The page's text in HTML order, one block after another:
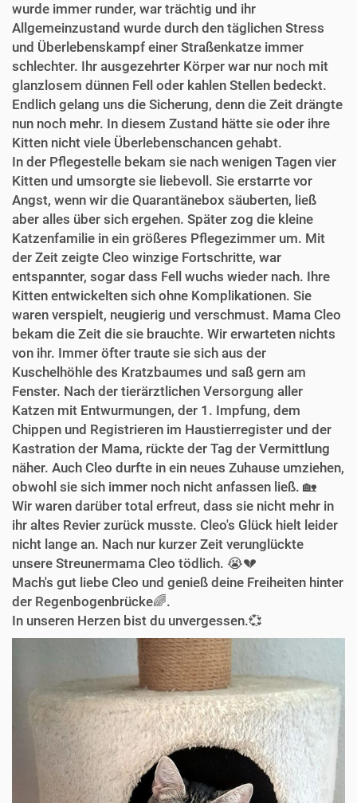
wurde immer runder, war trächtig und ihr
Allgemeinzustand wurde durch den täglichen Stress
und Überlebenskampf einer Straßenkatze immer
schlechter. Ihr ausgezehrter Körper war nur noch mit
glanzlosem dünnen Fell oder kahlen Stellen bedeckt.
Endlich gelang uns die Sicherung, denn die Zeit drängte
nun noch mehr. In diesem Zustand hätte sie oder ihre
Kitten nicht viele Überlebenschancen gehabt.
In der Pflegestelle bekam sie nach wenigen Tagen vier
Kitten und umsorgte sie liebevoll. Sie erstarrte vor
Angst, wenn wir die Quarantänebox säuberten, ließ
aber alles über sich ergehen. Später zog die kleine
Katzenfamilie in ein größeres Pflegezimmer um. Mit
der Zeit zeigte Cleo winzige Fortschritte, war
entspannter, sogar dass Fell wuchs wieder nach. Ihre
Kitten entwickelten sich ohne Komplikationen. Sie
waren verspielt, neugierig und verschmust. Mama Cleo
bekam die Zeit die sie brauchte. Wir erwarteten nichts
von ihr. Immer öfter traute sie sich aus der
Kuschelhöhle des Kratzbaumes und saß gern am
Fenster. Nach der tierärztlichen Versorgung aller
Katzen mit Entwurmungen, der 1. Impfung, dem
Chippen und Registrieren im Haustierregister und der
Kastration der Mama, rückte der Tag der Vermittlung
näher. Auch Cleo durfte in ein neues Zuhause umziehen,
obwohl sie sich immer noch nicht anfassen ließ. 🏡
Wir waren darüber total erfreut, dass sie nicht mehr in
ihr altes Revier zurück musste. Cleo's Glück hielt leider
nicht lange an. Nach nur kurzer Zeit verunglückte
unsere Streunermama Cleo tödlich. 😭💔
Mach's gut liebe Cleo und genieß deine Freiheiten hinter
der Regenbogenbrücke🌈.
In unseren Herzen bist du unvergessen.💞